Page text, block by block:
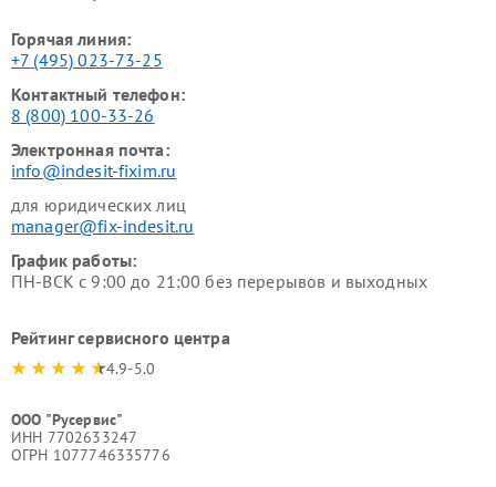
Горячая линия:
+7 (495) 023-73-25
Контактный телефон:
8 (800) 100-33-26
Электронная почта:
info@indesit-fixim.ru
для юридических лиц
manager@fix-indesit.ru
График работы:
ПН-ВСК с 9:00 до 21:00 без перерывов и выходных
Рейтинг сервисного центра
4.9-5.0
ООО "Русервис"
ИНН 7702633247
ОГРН 1077746335776